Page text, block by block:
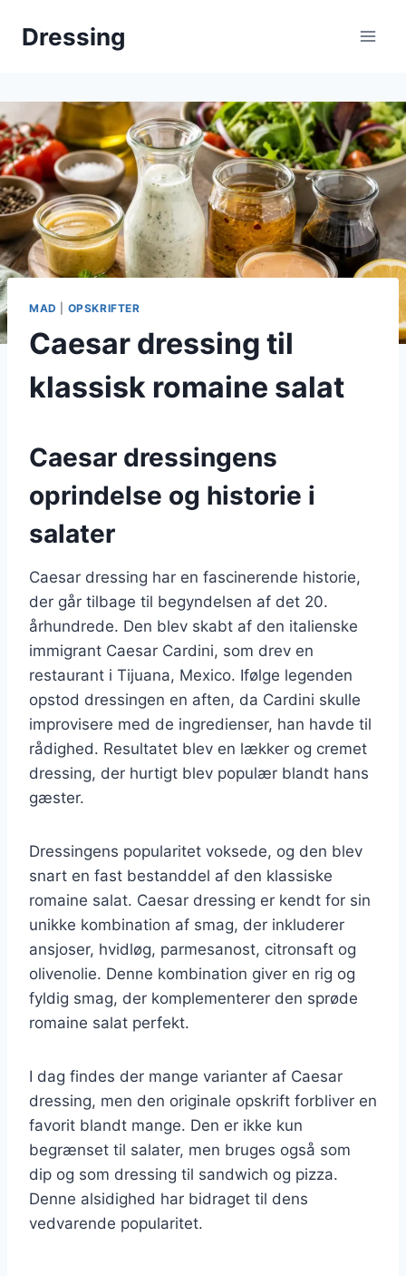
Dressing
MAD OPSKRIFTER
Caesar dressing til
klassisk romaine salat
Caesar dressingens
oprindelse og historie i
salater
Caesar dressing har en fascinerende historie,
der går tilbage til begyndelsen af det 20.
århundrede. Den blev skabt af den italienske
immigrant Caesar Cardini, som drev en
restaurant i Tijuana, Mexico. Ifølge legenden
opstod dressingen en aften, da Cardini skulle
improvisere med de ingredienser, han havde til
rådighed. Resultatet blev en lækker og cremet
dressing, der hurtigt blev populær blandt hans
gæster.
Dressingens popularitet voksede, og den blev
snart en fast bestanddel af den klassiske
romaine salat. Caesar dressing er kendt for sin
unikke kombination af smag, der inkluderer
ansjoser, hvidløg, parmesanost, citronsaft og
olivenolie. Denne kombination giver en rig og
fyldig smag, der komplementerer den sprøde
romaine salat perfekt.
I dag findes der mange varianter af Caesar
dressing, men den originale opskrift forbliver en
favorit blandt mange. Den er ikke kun
begrænset til salater, men bruges også som
dip og som dressing til sandwich og pizza.
Denne alsidighed har bidraget til dens
vedvarende popularitet.